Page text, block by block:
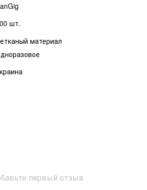
шт.
материал
первый отзыв